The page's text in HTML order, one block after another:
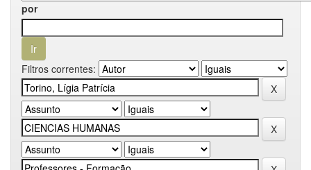
por
Filtros correntes: